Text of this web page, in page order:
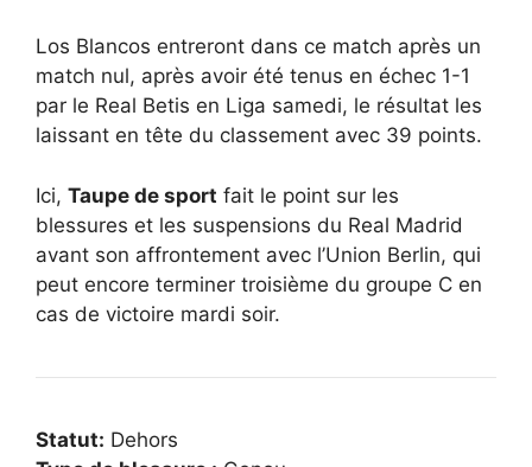
Los Blancos entreront dans ce match après un
match nul, après avoir été tenus en échec 1-1
par le Real Betis en Liga samedi, le résultat les
laissant en tête du classement avec 39 points.
Ici, Taupe de sport fait le point sur les
blessures et les suspensions du Real Madrid
avant son affrontement avec l’Union Berlin, qui
peut encore terminer troisième du groupe C en
cas de victoire mardi soir.
Statut: Dehors